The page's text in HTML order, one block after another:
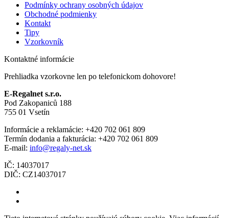
Podmínky ochrany osobných údajov
Obchodné podmienky
Kontakt
Tipy
Vzorkovník
Kontaktné informácie
Prehliadka vzorkovne len po telefonickom dohovore!
E-Regalnet s.r.o.
Pod Zakopaniců 188
755 01 Vsetín
Informácie a reklamácie: +420 702 061 809
Termín dodania a fakturácia: +420 702 061 809
E-mail: info@regaly-net.sk
IČ: 14037017
DIČ: CZ14037017